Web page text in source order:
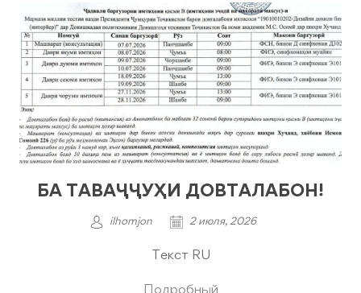
БА ТАВАҶҶУҲИ ДОВТАЛАБОН!
ilhomjon 2 июля, 2026
Текст RU
Подробный